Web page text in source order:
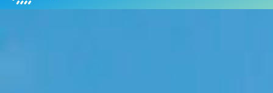
Namaz Vakitleri